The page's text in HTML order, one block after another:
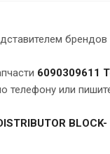
брендов
6090309611
телефону или